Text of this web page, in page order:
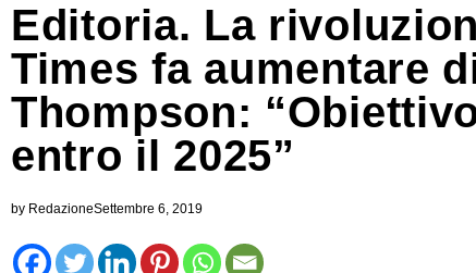
Editoria. La
Times fa aumentare
Thompson:
entro il 2025”
by RedazioneSettembre 6, 2019